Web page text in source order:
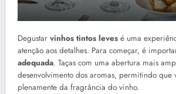
Degustar vinhos tintos leves é uma
atenção aos detalhes. Para começar, é
adequada. Taças com uma abertura mais
desenvolvimento dos aromas, permitindo que
plenamente da fragrância do vinho.